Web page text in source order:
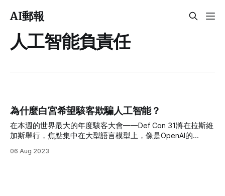
AI郵報
人工智能負責任
為什麼白宮希望駭客欺騙人工智能？
在本週的世界最大的年度駭客大會——Def Con 31將在拉斯維
加斯舉行，焦點集中在大型語言模型上，像是OpenAI的
特別有興趣，他們希望了解為什麼有如此多的駭客聚集在一
06 Aug 2023